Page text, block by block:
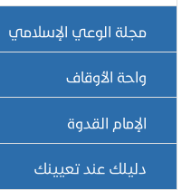
مجلة الوعي الإسلامي
واحة الأوقاف
الإمام القدوة
دليلك عند تعيينك